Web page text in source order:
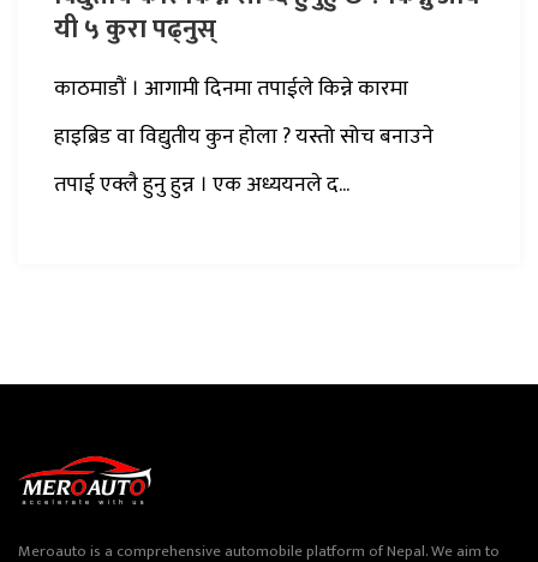
यी ५ कुरा पढ्नुस्
काठमाडौं । आगामी दिनमा तपाईले किन्ने कारमा
हाइब्रिड वा विद्युतीय कुन होला ? यस्तो सोच बनाउने
तपाई एक्लै हुनु हुन्न । एक अध्ययनले द...
Meroauto is a comprehensive automobile platform of Nepal. We aim to